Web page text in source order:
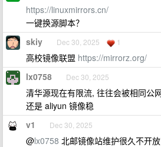
https://linuxmirrors.cn/
一键换源脚本？
skiy Dec 30, 2025 1
高校镜像联盟 https://mirrorz.org/
lx0758 Dec 30, 2025
清华源现在有限流, 往往会被相同公
还是 aliyun 镜像稳
v1 Dec 30, 2025
@lx0758 北邮镜像站维护很久不开